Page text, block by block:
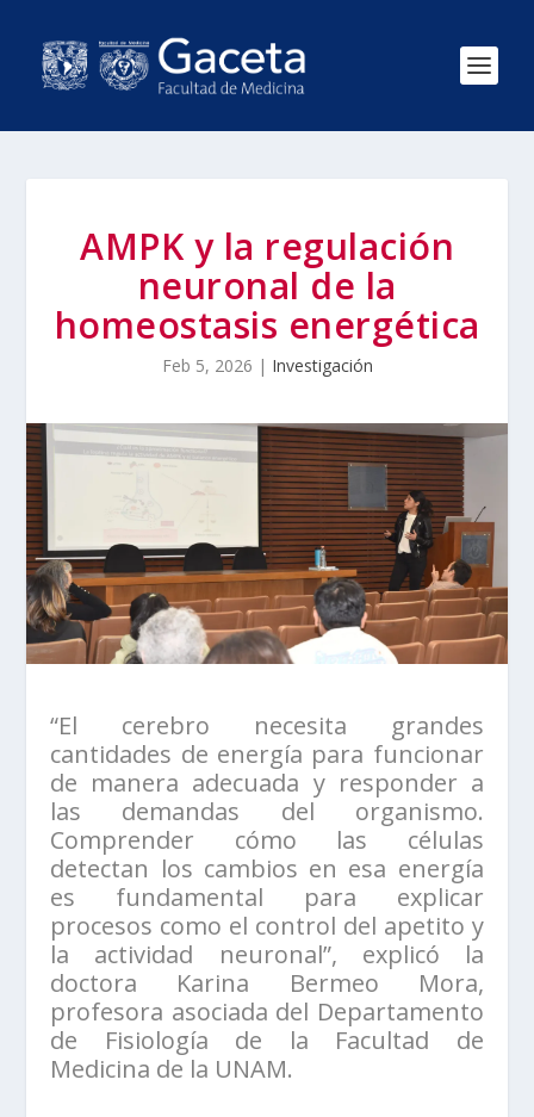
AMPK y la regulación
neuronal de la
homeostasis energética
Feb 5, 2026 | Investigación
“El cerebro necesita grandes
cantidades de energía para funcionar
de manera adecuada y responder a
las demandas del organismo.
Comprender cómo las células
detectan los cambios en esa energía
es fundamental para explicar
procesos como el control del apetito y
la actividad neuronal”, explicó la
doctora Karina Bermeo Mora,
profesora asociada del Departamento
de Fisiología de la Facultad de
Medicina de la UNAM.